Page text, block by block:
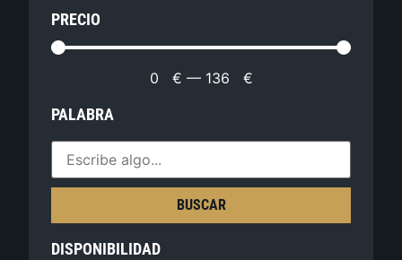
PRECIO
0 € — 136 €
PALABRA
BUSCAR
DISPONIBILIDAD